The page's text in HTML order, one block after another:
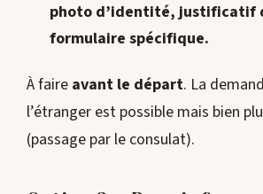
photo d’identité, justificatif
formulaire spécifique.
À faire avant le départ. La
l’étranger est possible mais bien
(passage par le consulat).